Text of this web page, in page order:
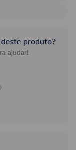
produto?
ajudar!